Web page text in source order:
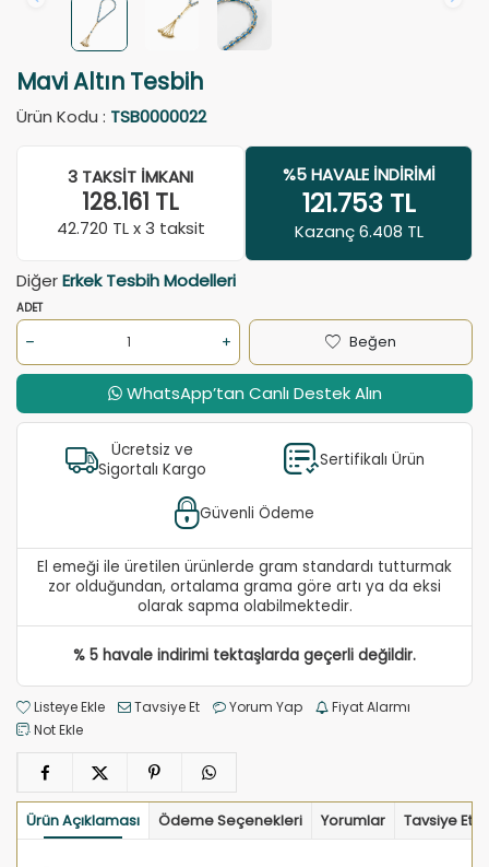
Mavi Altın Tesbih
Ürün Kodu : TSB0000022
3 TAKSIT İMKANI
128.161 TL
42.720 TL x 3 taksit
%5 HAVALE İNDIRIMI
121.753 TL
Kazanç 6.408 TL
DiğerErkek Tesbih Modelleri
ADET
Beğen
WhatsApp’tan Canlı Destek Alın
Ücretsiz ve
Sigortalı Kargo
Sertifikalı Ürün
Güvenli Ödeme
El emeği ile üretilen ürünlerde gram standardı tutturmak
zor olduğundan, ortalama grama göre artı ya da eksi
olarak sapma olabilmektedir.
% 5 havale indirimi tektaşlarda geçerli değildir.
Listeye Ekle Tavsiye Et Yorum Yap
Fiyat Alarmı
Not Ekle
Ürün Açıklaması Ödeme Seçenekleri Yorumlar Tavsiye Et